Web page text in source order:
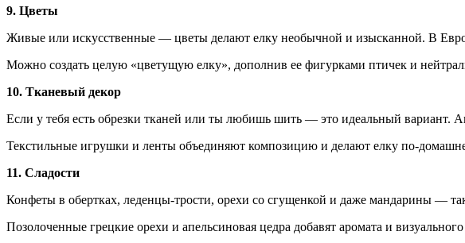
9. Цветы
Живые или искусственные — цветы делают елку необычной и изысканной. В
Можно создать целую «цветущую елку», дополнив ее фигурками птичек и
10. Тканевый декор
Если у тебя есть обрезки тканей или ты любишь шить — это идеальный вариант.
Текстильные игрушки и ленты объединяют композицию и делают елку по-
11. Сладости
Конфеты в обертках, леденцы-трости, орехи со сгущенкой и даже мандарины —
Позолоченные грецкие орехи и апельсиновая цедра добавят аромата и